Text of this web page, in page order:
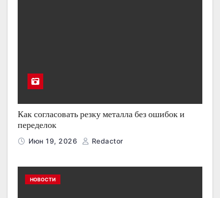
Как согласовать резку металла без ошибок и
переделок
Июн 19, 2026 Redactor
НОВОСТИ